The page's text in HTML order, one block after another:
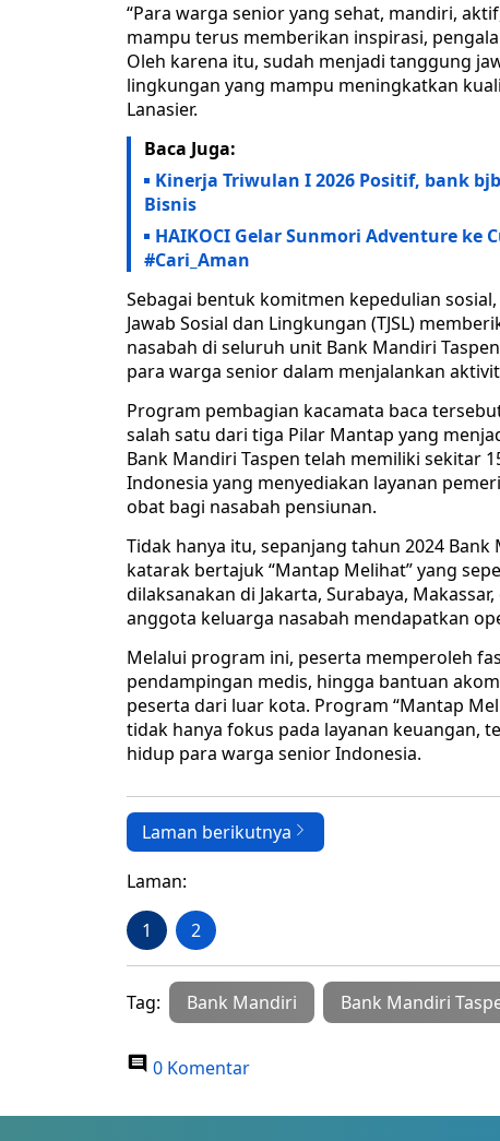
“Para warga senior yang sehat, mandiri,
mampu terus memberikan inspirasi,
Oleh karena itu, sudah menjadi tanggung
lingkungan yang mampu meningkatkan
Lanasier.
Baca Juga:
Kinerja Triwulan I 2026 Positif, bank
Bisnis
HAIKOCI Gelar Sunmori Adventure ke
#Cari_Aman
Sebagai bentuk komitmen kepedulian
Jawab Sosial dan Lingkungan (TJSL)
nasabah di seluruh unit Bank Mandiri
para warga senior dalam menjalankan
Program pembagian kacamata baca
salah satu dari tiga Pilar Mantap yang
Bank Mandiri Taspen telah memiliki sekitar
Indonesia yang menyediakan layanan
obat bagi nasabah pensiunan.
Tidak hanya itu, sepanjang tahun 2024
katarak bertajuk “Mantap Melihat” yang
dilaksanakan di Jakarta, Surabaya,
anggota keluarga nasabah mendapatkan
Melalui program ini, peserta memperoleh
pendampingan medis, hingga bantuan
peserta dari luar kota. Program “Mantap
tidak hanya fokus pada layanan keuangan,
hidup para warga senior Indonesia.
Laman berikutnya
Laman:
1 2
Tag: Bank Mandiri Bank Mandiri
0 Komentar